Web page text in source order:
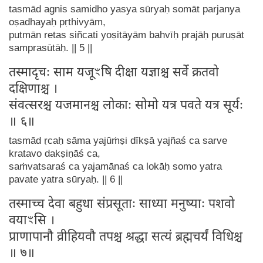
tasmād agnis samidho yasya sūryaḥ somāt parjanya
oṣadhayaḥ pṛthivyām,
putmān retas siñcati yoṣitāyām bahvīḥ prajāḥ puruṣāt
samprasūtāḥ. || 5 ||
तस्मादृचः साम यजूꣳषि दीक्षा यज्ञाश्च सर्वे क्रतवो
दक्षिणाश्च ।
संवत्सरश्च यजमानश्च लोकाः सोमो यत्र पवते यत्र सूर्यः
॥ ६॥
tasmād ṛcaḥ sāma yajūṁṣi dīkṣā yajñaś ca sarve
kratavo dakṣiṇāś ca,
saṁvatsaraś ca yajamānaś ca lokāḥ somo yatra
pavate yatra sūryaḥ. || 6 ||
तस्माच्च देवा बहुधा संप्रसूताः साध्या मनुष्याः पशवो
वयाꣳसि ।
प्राणापानौ व्रीहियवौ तपश्च श्रद्धा सत्यं ब्रह्मचर्यं विधिश्च
॥ ७॥